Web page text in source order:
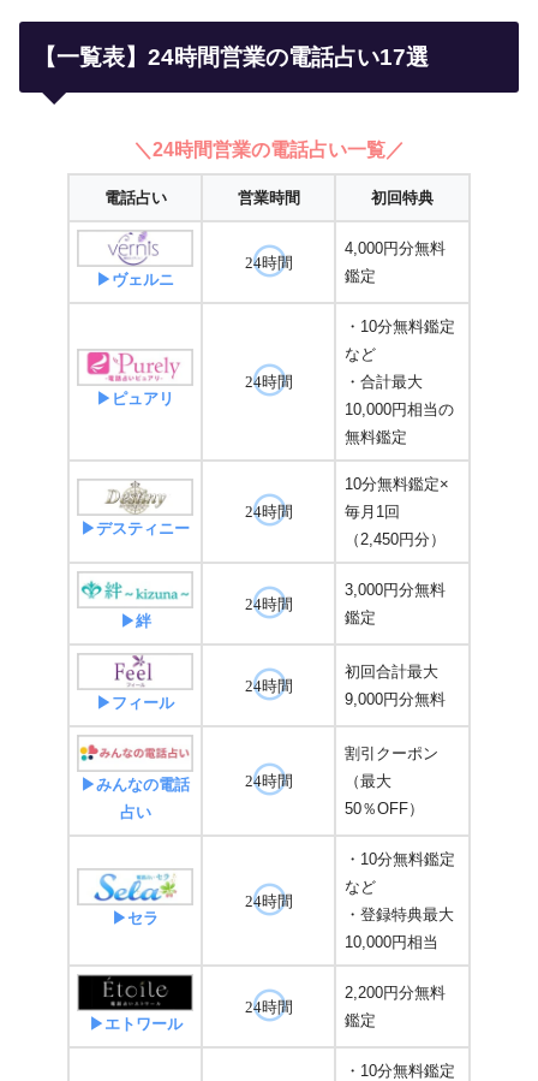
【一覧表】24時間営業の電話占い17選
＼24時間営業の電話占い一覧／
電話占い 営業時間 初回特典
▶ヴェルニ
24時間
4,000円分無料
鑑定
▶ピュアリ
24時間
・10分無料鑑定
など
・合計最大
10,000円相当の
無料鑑定
▶デスティニー
24時間
10分無料鑑定×
毎月1回
（2,450円分）
▶絆
24時間
3,000円分無料
鑑定
▶フィール
24時間
初回合計最大
9,000円分無料
▶みんなの電話
占い
24時間
割引クーポン
（最大
50％OFF）
▶セラ
24時間
・10分無料鑑定
など
・登録特典最大
10,000円相当
▶エトワール
24時間
2,200円分無料
鑑定
・10分無料鑑定